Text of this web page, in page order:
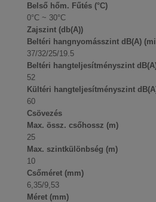
Belső hőm. Fűtés (°C)
0°C ~ 30°C
Zajszint (db(A))
Beltéri hangnyomásszint dB(A)
37/32/25/19.5
Beltéri hangteljesítményszint
52
Kültéri hangteljesítményszint
60
Csövezés
Max. össz. csőhossz (m)
25
Max. szintkülönbség (m)
10
Csőméret (mm)
6,35/9,53
Méret (mm)